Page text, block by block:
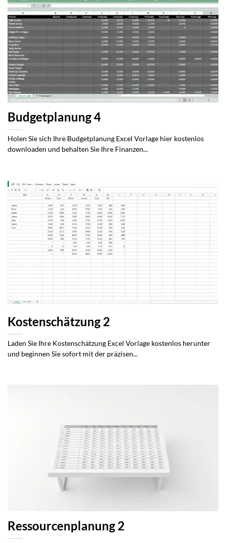
Budgetplanung 4
Holen Sie sich Ihre Budgetplanung Excel Vorlage hier kostenlos
downloaden und behalten Sie Ihre Finanzen...
Kostenschätzung 2
Laden Sie Ihre Kostenschätzung Excel Vorlage kostenlos herunter
und beginnen Sie sofort mit der präzisen...
Ressourcenplanung 2